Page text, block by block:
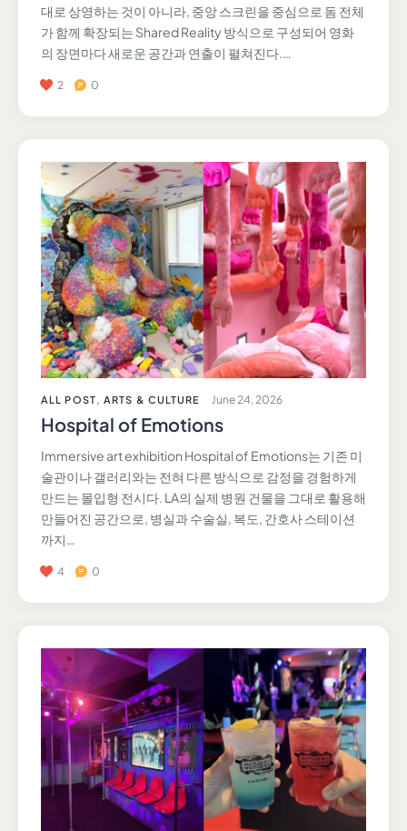
대로 상영하는 것이 아니라, 중앙 스크린을 중심으로 돔 전체
가 함께 확장되는 Shared Reality 방식으로 구성되어 영화
의 장면마다 새로운 공간과 연출이 펼쳐진다.…
2 0
ALL POST ARTS & CULTURE June 24, 2026
Hospital of Emotions
Immersive art exhibition Hospital of Emotions는 기존 미
술관이나 갤러리와는 전혀 다른 방식으로 감정을 경험하게
만드는 몰입형 전시다. LA의 실제 병원 건물을 그대로 활용해
만들어진 공간으로, 병실과 수술실, 복도, 간호사 스테이션
까지…
4 0